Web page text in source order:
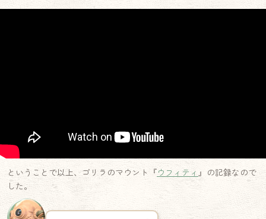
ということで以上、ゴリラのマウント『ウフィティ 』の記録なので
した。